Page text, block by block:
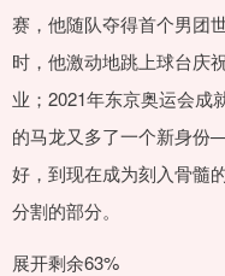
赛，他随队夺得首个男团
时，他激动地跳上球台庆
业；2021年东京奥运会成
的马龙又多了一个新身
好，到现在成为刻入骨髓
分割的部分。
展开剩余63%